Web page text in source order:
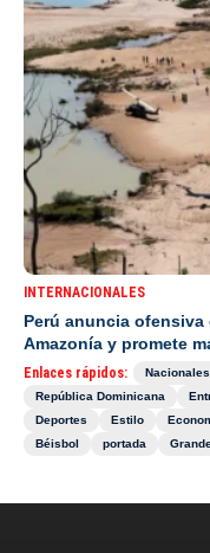
INTERNACIONALES
Perú anuncia
Amazonía y promete
Enlaces rápidos: Nacionales
República Dominicana
Deportes
Estilo
Béisbol
portada